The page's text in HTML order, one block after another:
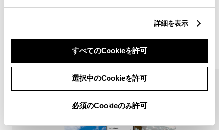
詳細を表示
すべてのCookieを許可
選択中のCookieを許可
必須のCookieのみ許可
ピックアップ